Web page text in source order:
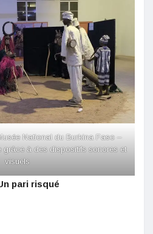
National du Burkina Faso –
grâce à des dispositifs sonores et
visuels
pari risqué